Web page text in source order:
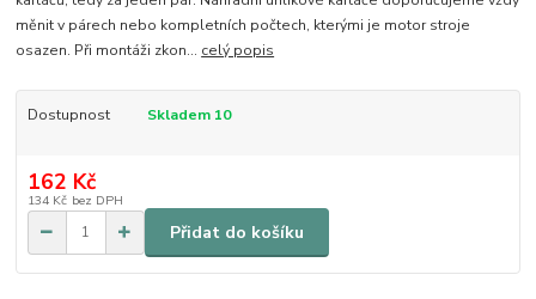
měnit v párech nebo kompletních počtech, kterými je motor stroje
osazen. Při montáži zkon... celý popis
Dostupnost Skladem 10
162 Kč
134 Kč bez DPH
Přidat do košíku